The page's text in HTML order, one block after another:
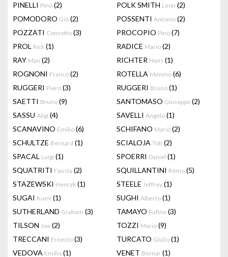
PINELLI Pino (2) POLK SMITH Leon (2)
POMODORO Giò (2) POSSENTI Antonio (2)
POZZATI Concetto (3) PROCOPIO Pino (7)
PROL Rick (1) RADICE Mario (2)
RAY Man (2) RICHTER Hans (1)
ROGNONI Franco (2) ROTELLA Mimmo (6)
RUGGERI Piero (3) RUGGERI Bruno (1)
SAETTI Bruno (9) SANTOMASO Giuseppe (2)
SASSU Aligi (4) SAVELLI Angelo (1)
SCANAVINO Emilio (6) SCHIFANO Mario (2)
SCHULTZE Bernard (1) SCIALOJA Toti (2)
SPACAL Luigi (1) SPOERRI Daniel (1)
SQUATRITI Fausta (2) SQUILLANTINI Remo (5)
STAZEWSKI Henryk (1) STEELE Jeffrey (1)
SUGAI Kumi (1) SUGHI Alberto (1)
SUTHERLAND Graham (3) TAMAYO Rufino (3)
TILSON Joe (2) TOZZI Mario (9)
TRECCANI Ernesto (3) TURCATO Giulio (1)
VEDOVA Emilio (1) VENET Bernar (1)